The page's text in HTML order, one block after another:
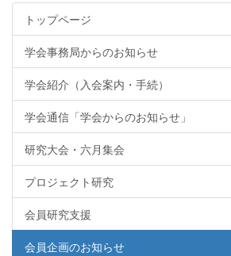
トップページ
学会事務局からのお知らせ
学会紹介（入会案内・手続）
学会通信「学会からのお知らせ」
研究大会・六月集会
プロジェクト研究
会員研究支援
会員企画のお知らせ